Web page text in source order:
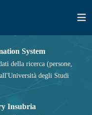
System
della ricerca (persone,
degli Studi
Insubria